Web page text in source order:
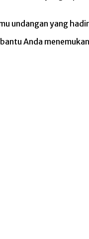
undangan yang
Anda